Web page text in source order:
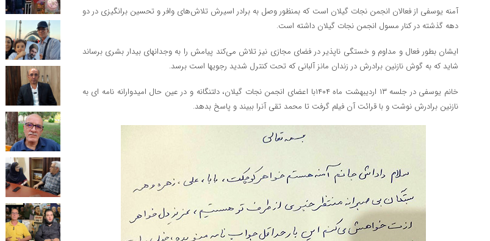
آمنه یوسفی از فعالان انجمن نجات گیلان است که بمنظور وصل به برادر اسیرش تلاش‌های وافر و تحسین برانگیزی در دو
دهه گذشته در کنار مسول انجمن نجات گیلان داشته است.
ایشان بطور فعال و مداوم و خستگی ناپذیر در فضای مجازی نیز تلاش می‌کند پیامش را به وجدانهای بیدار بشری برساند
شاید که به گوش نازنین برادرش در زندان مانز آلبانی که تحت کنترل شدید رجویها است برسد.
خانم یوسفی در جلسه ۱۳ اردیبهشت ماه ۱۴۰۴با اعضای انجمن نجات گیلان، دلتنگانه و در عین حال امیدوارانه نامه ای به
نازنین برادرش نوشت و با قرائت آن فیلم گرفت تا محمد تقی آنرا ببیند و پاسخ بدهد.